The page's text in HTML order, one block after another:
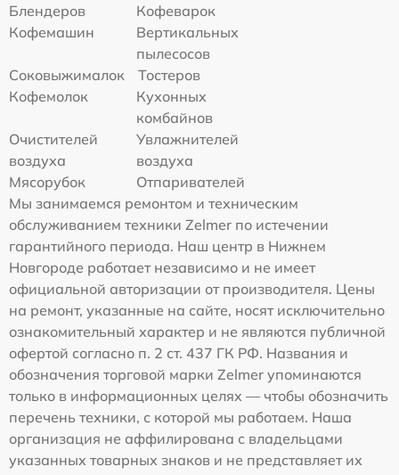
Блендеров
Кофеварок
Кофемашин
Вертикальных
пылесосов
Соковыжималок
Тостеров
Кофемолок
Кухонных
комбайнов
Очистителей
воздуха
Увлажнителей
воздуха
Мясорубок
Отпаривателей
Мы занимаемся ремонтом и техническим
обслуживанием техники Zelmer по истечении
гарантийного периода. Наш центр в Нижнем
Новгороде работает независимо и не имеет
официальной авторизации от производителя. Цены
на ремонт, указанные на сайте, носят исключительно
ознакомительный характер и не являются публичной
офертой согласно п. 2 ст. 437 ГК РФ. Названия и
обозначения торговой марки Zelmer упоминаются
только в информационных целях — чтобы обозначить
перечень техники, с которой мы работаем. Наша
организация не аффилирована с владельцами
указанных товарных знаков и не представляет их